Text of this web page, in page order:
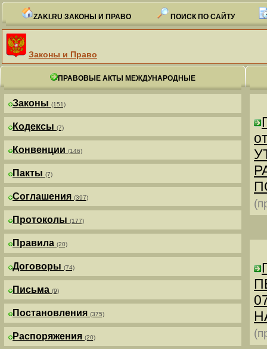
ZAKI.RU ЗАКОНЫ И ПРАВО ПОИСК ПО САЙТУ
Законы и Право
ПРАВОВЫЕ АКТЫ МЕЖДУНАРОДНЫЕ
Законы (151)
Кодексы (7)
Конвенции (146)
Пакты (7)
Соглашения (397)
Протоколы (177)
Правила (20)
Договоры (74)
Письма (9)
Постановления (375)
Распоряжения (20)